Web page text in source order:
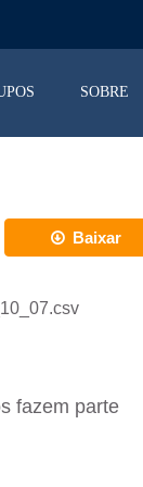
SOBRE
Baixar
fazem parte